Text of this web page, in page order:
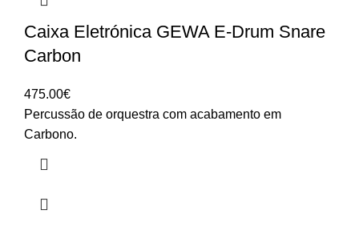
Caixa Eletrónica GEWA E-Drum Snare
Carbon
475.00€
Percussão de orquestra com acabamento em
Carbono.